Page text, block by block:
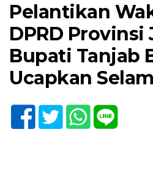
Pelantikan
DPRD Provinsi
Bupati Tanjab
Ucapkan